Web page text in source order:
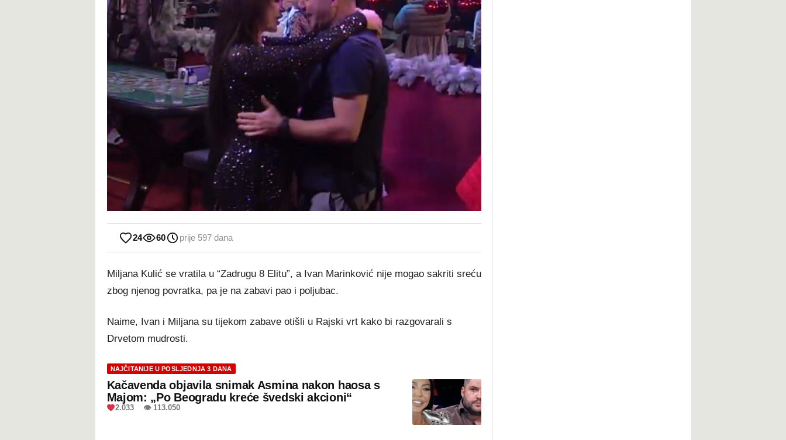
24 60 prije 597 dana
Miljana Kulić se vratila u “Zadrugu 8 Elitu”, a Ivan Marinković nije mogao sakriti sreću
zbog njenog povratka, pa je na zabavi pao i poljubac.
Naime, Ivan i Miljana su tijekom zabave otišli u Rajski vrt kako bi razgovarali s
Drvetom mudrosti.
NAJČITANIJE U POSLJEDNJA 3 DANA
Kačavenda objavila snimak Asmina nakon haosa s
Majom: „Po Beogradu kreće švedski akcioni“
2.033 👁 113.050